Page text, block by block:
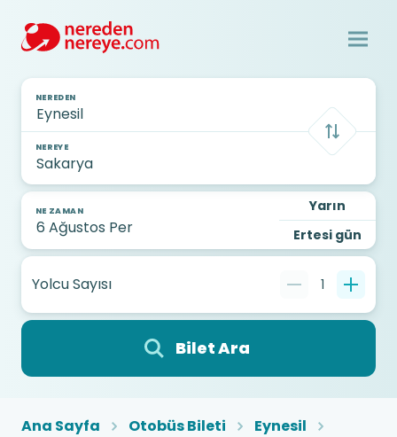
NEREDEN
NEREYE
NE ZAMAN
Yarın
Ertesi gün
Yolcu Sayısı 1
Bilet Ara
Ana Sayfa Otobüs Bileti
Eynesil